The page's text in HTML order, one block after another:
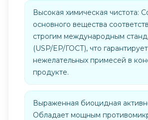
Высокая химическая чистота:
основного вещества
строгим международным
(USP/EP/ГОСТ), что
нежелательных примесей в
продукте.
Выраженная биоцидная
Обладает мощным